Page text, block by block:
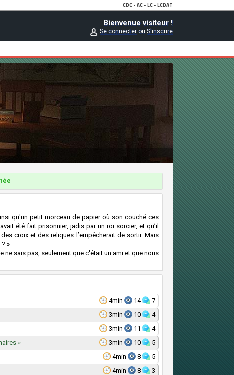
Bienvenue visiteur !
Se connecterou S'inscrire
qu'un petit morceau de papier où son couché ces
été fait prisonnier, jadis par un roi sorcier, et qu’il
croix et des reliques l’empêcherait de sortir. Mais
»
ne sais pas, seulement que c'était un ami et que nous
4min 14 7
3min
10 4
3min
11 4
3min
10 5
»
4min
8 5
4min
8 3